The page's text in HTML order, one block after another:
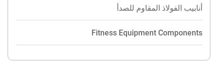
أنابيب الفولاذ المقاوم للصدأ
Fitness Equipment Components